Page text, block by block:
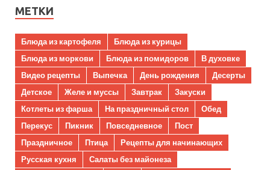
МЕТКИ
Блюда из картофеля
Блюда из курицы
Блюда из моркови
Блюда из помидоров
В духовке
Видео рецепты
Выпечка День рождения
Десерты
Детское
Желе и муссы Завтрак
Закуски
Котлеты из фарша
На праздничный стол
Обед
Перекус
Пикник Повседневное
Пост
Праздничное
Птица
Рецепты для начинающих
Русская кухня
Салаты без майонеза